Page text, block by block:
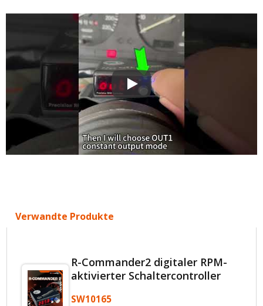
R-COMMANDER 2 RPM
Verwandte Produkte
R-Commander2 digitaler RPM-
aktivierter Schaltercontroller
SW10165